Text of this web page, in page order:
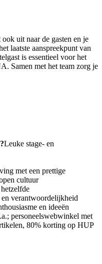
uit naar de gasten en je
laatste aanspreekpunt van
is essentieel voor het
Samen met het team zorg je
Leuke stage- en
met een prettige
cultuur
verantwoordelijkheid
en ideeën
personeelswebwinkel met
80% korting op HUP